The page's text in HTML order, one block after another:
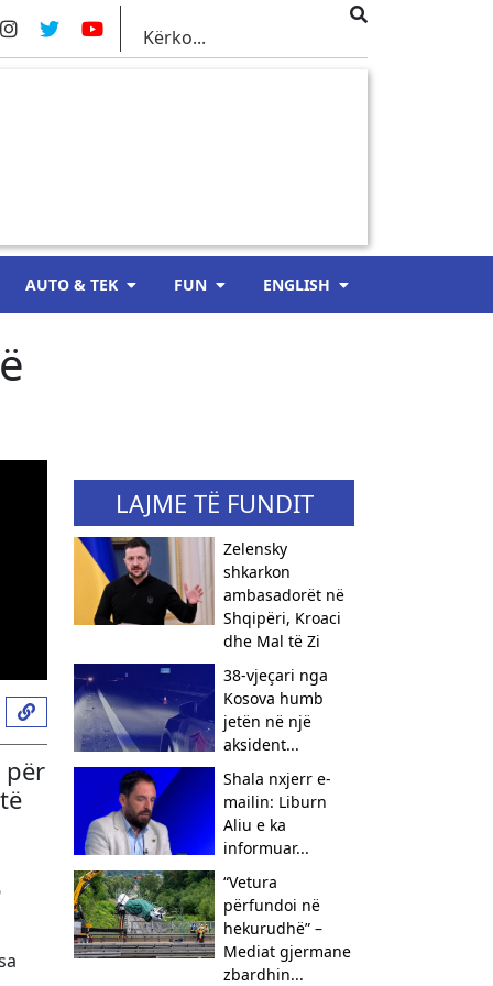
AUTO & TEK FUN ENGLISH
për
LAJME TË FUNDIT
Zelensky
shkarkon
ambasadorët në
Shqipëri, Kroaci
dhe Mal të Zi
38-vjeçari nga
Kosova humb
jetën në një
aksident...
Shala nxjerr e-
mailin: Liburn
Aliu e ka
informuar...
“Vetura
përfundoi në
hekurudhë” –
Mediat gjermane
zbardhin...